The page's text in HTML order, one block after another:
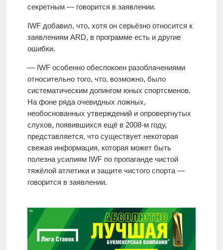
секретным — говорится в заявлении.
IWF добавил, что, хотя он серьёзно относится к
заявлениям ARD, в программе есть и другие
ошибки.
— IWF особенно обеспокоен разоблачениями
относительно того, что, возможно, было
систематическим допингом юных спортсменов.
На фоне ряда очевидных ложных,
необоснованных утверждений и опровергнутых
слухов, появившихся ещё в 2008-м году,
представляется, что существует некоторая
свежая информация, которая может быть
полезна усилиям IWF по пропаганде чистой
тяжёлой атлетики и защите чистого спорта —
говорится в заявлении.